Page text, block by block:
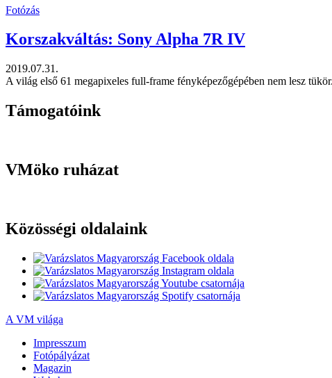
Fotózás
Korszakváltás: Sony Alpha 7R IV
2019.07.31.
A világ első 61 megapixeles full-frame fényképezőgépében nem lesz
Támogatóink
VMöko ruházat
Közösségi oldalaink
A VM világa
Impresszum
Fotópályázat
Magazin